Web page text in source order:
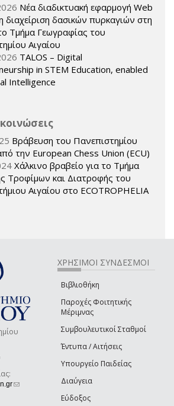
Νέα διαδικτυακή εφαρμογή Web
διαχείριση δασικών πυρκαγιών στη
Τμήμα Γεωγραφίας του
Αιγαίου
TALOS – Digital
in STEM Education, enabled
Intelligence
Βράβευση του Πανεπιστημίου
την European Chess Union (ECU)
Χάλκινο βραβείο για το Τμήμα
Τροφίμων και Διατροφής του
Αιγαίου στο ECOTROPHELIA
(link sends e-mail)
ΧΡΗΣΙΜΟΙ ΣΥΝΔΕΣΜΟΙ
Βιβλιοθήκη
Παροχές Φοιτητικής
Μέριμνας
Συμβουλευτικοί Σταθμοί
Έντυπα / Αιτήσεις
Υπουργείο Παιδείας
Διαύγεια
Εύδοξος